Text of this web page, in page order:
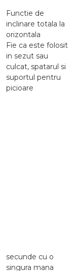
Functie de
inclinare totala la
orizontala
Fie ca este folosit
in sezut sau
culcat, spatarul si
suportul pentru
picioare
secunde cu o
singura mana